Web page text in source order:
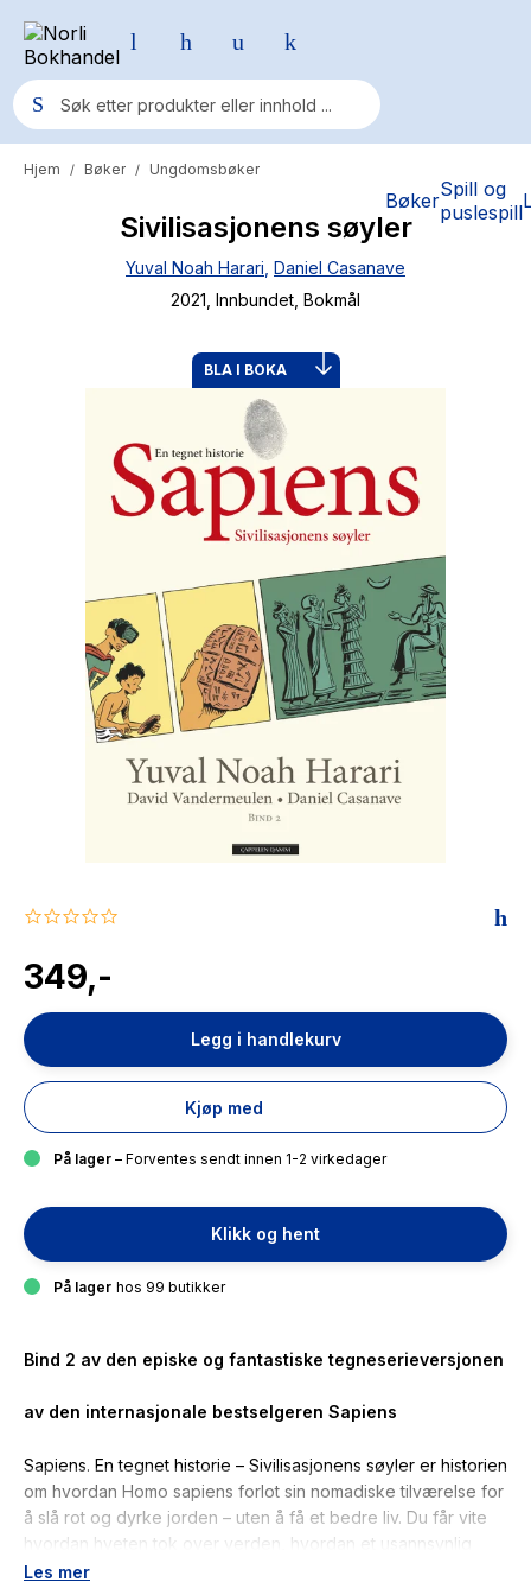
BøkerSpill og
puslespill
Populære søk
Pokemon
One piece
Fury Bound - Sable Sorensen
Hypopressiv trening
Hjem / Bøker / Ungdomsbøker
Sivilisasjonens søyler
Yuval Noah Harari Daniel Casanave
2021 , Innbundet , Bokmål
BLA I BOKA
0.0
rating
349,-
Legg i handlekurv
Kjøp med
På lager – Forventes sendt innen 1-2 virkedager
Klikk og hent
På lager hos 99 butikker
Bind 2 av den episke og fantastiske tegneserieversjonen
av den internasjonale bestselgeren Sapiens
Sapiens. En tegnet historie – Sivilisasjonens søyler er historien
om hvordan Homo sapiens forlot sin nomadiske tilværelse for
å slå rot og dyrke jorden – uten å få et bedre liv. Du får vite
hvordan hveten tok over verden, hvordan et usannsynlig
ekteskap mellom en gud og en byråkrat avfødte de første
Les mer